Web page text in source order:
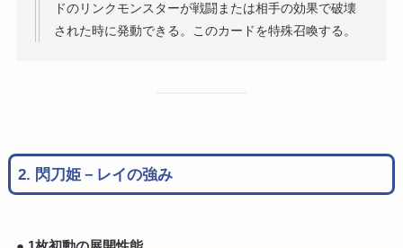
ドのリンクモンスターが戦闘または相手の効果で破壊
された時に発動できる。このカードを特殊召喚する。
2. 閃刀姫－レイの強み